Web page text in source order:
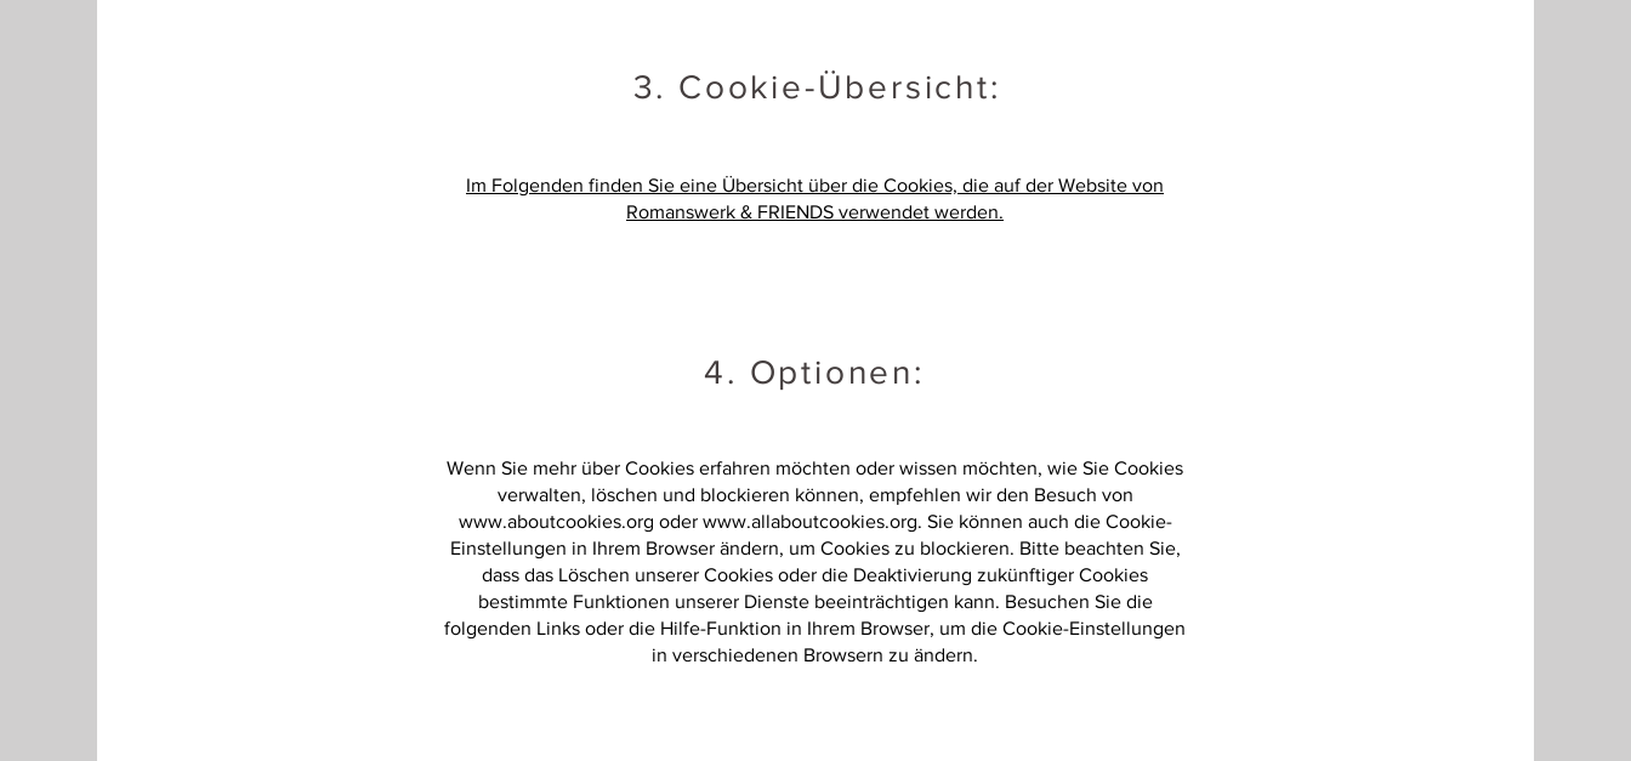
3. Cookie-Übersicht:
Im Folgenden finden Sie eine Übersicht über die Cookies, die auf der Website von
Romanswerk & FRIENDS verwendet werden.
4. Optionen:
Wenn Sie mehr über Cookies erfahren möchten oder wissen möchten, wie Sie Cookies
verwalten, löschen und blockieren können, empfehlen wir den Besuch von
www.aboutcookies.org oder www.allaboutcookies.org. Sie können auch die Cookie-
Einstellungen in Ihrem Browser ändern, um Cookies zu blockieren. Bitte beachten Sie,
dass das Löschen unserer Cookies oder die Deaktivierung zukünftiger Cookies
bestimmte Funktionen unserer Dienste beeinträchtigen kann. Besuchen Sie die
folgenden Links oder die Hilfe-Funktion in Ihrem Browser, um die Cookie-Einstellungen
in verschiedenen Browsern zu ändern.